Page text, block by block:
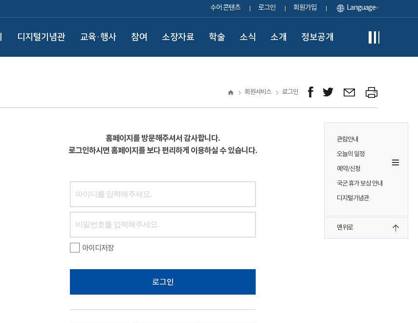
수어 콘텐츠 로그인 회원가입 Language
디지털기념관 교육·행사 참여 소장자료 학술 소식 소개 정보공개
관람안내
오늘의 일정
예약/신청
국군 휴가 보상 안내
디지털기념관
맨위로
회원서비스 로그인
홈페이지를 방문해주셔서 감사합니다.
로그인하시면 홈페이지를 보다 편리하게 이용하실 수 있습니다.
아이디저장
로그인